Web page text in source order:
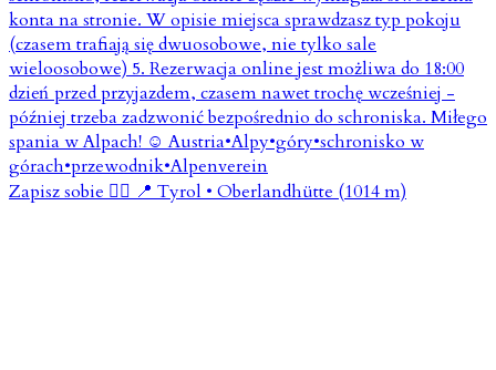
Zapisz sobie 👇🏼 📍 Tyrol • Oberlandhütte (1014 m)